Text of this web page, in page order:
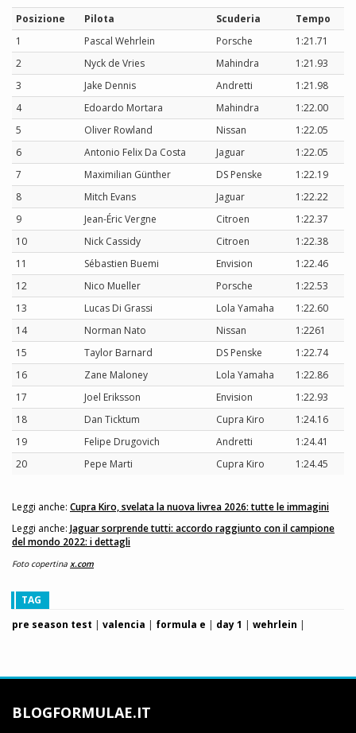
Posizione
Pilota Scuderia
Tempo
1
Pascal Wehrlein Porsche
1:21.71
2
Nyck de Vries Mahindra
1:21.93
3
Jake Dennis Andretti
1:21.98
4
Edoardo Mortara Mahindra
1:22.00
5
Oliver Rowland Nissan
1:22.05
6
Antonio Felix Da Costa Jaguar
1:22.05
7
Maximilian Günther DS Penske
1:22.19
8
Mitch Evans Jaguar
1:22.22
9
Jean-Éric Vergne Citroen
1:22.37
10
Nick Cassidy Citroen
1:22.38
11
Sébastien Buemi Envision
1:22.46
12
Nico Mueller Porsche
1:22.53
13
Lucas Di Grassi Lola Yamaha
1:22.60
14
Norman Nato Nissan
1:2261
15
Taylor Barnard DS Penske
1:22.74
16
Zane Maloney Lola Yamaha
1:22.86
17
Joel Eriksson Envision
1:22.93
18
Dan Ticktum Cupra Kiro
1:24.16
19
Felipe Drugovich Andretti
1:24.41
20
Pepe Marti Cupra Kiro 1:24.45
Leggi anche: Cupra Kiro, svelata la nuova livrea 2026: tutte le immagini
Leggi anche: Jaguar sorprende tutti: accordo raggiunto con il campione
del mondo 2022: i dettagli
Foto copertina x.com
TAG
pre season test | valencia | formula e | day 1 | wehrlein |
BLOGFORMULAE.IT